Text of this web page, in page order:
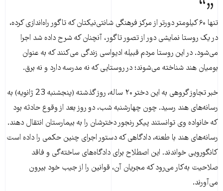
تنها ۶۰ کیلومتر دورتر از مرکز فرهنگی شانتی‌نیکتان که تاگور راه‌اندازی کرده،
در یک روستا نمایشی دور از تصور تاگور، آنچنان که شرح داده شد اجرا
می‌شود. در این روستا مردم قبیله ادیواسی زندگی می‌کنند که به عنوان
بومیان هند شناخته می‌شوند؛ در روستایی که نه مدرسه دارد و نه برق.
خبر تجاوز گروهی به این دختر ۲۰ ساله‌، روز گذشته (پنجشنبه 23 ژانویه) به
رسانه‌های هند رسید. چون چهارشنبه شب، دو روز بعد از وقوع حادثه بود
که خانواده وی توانستند پیکر رنجور دخترشان را به بیمارستان انتقال دهند.
رسانه‌های هند با طعنه، دادگاهی که دستور اجرای چنین حکمی را داده است
کانگورویی خواندند. این اصطلاح برای دادگاه‌های ساخته‌گی و فاقد
صلاحیت به‌کار می‌رود که مجریان آن، قوانین را از جیب خود بیرون
می‌آورند.